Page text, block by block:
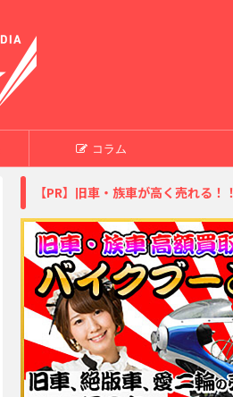
コラム
【PR】旧車・族車が高く売れる！！